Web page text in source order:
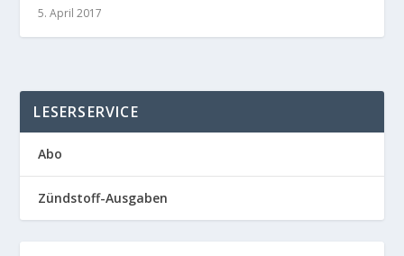
5. April 2017
LESERSERVICE
Abo
Zündstoff-Ausgaben